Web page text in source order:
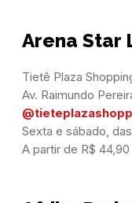
Arena Star
Tietê Plaza
Sexta e sábado,
A partir de R$ 44,90